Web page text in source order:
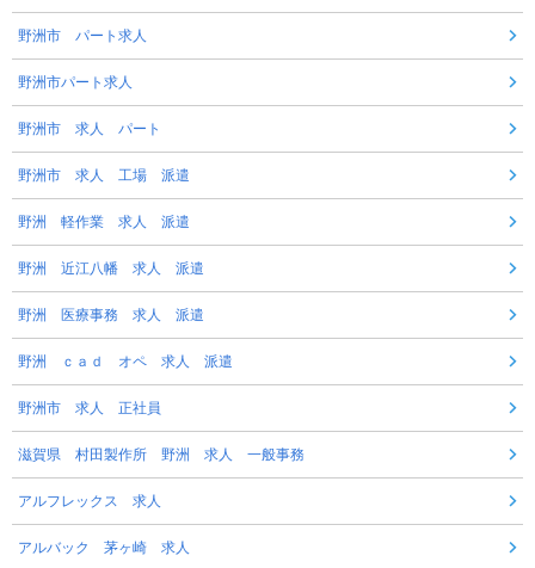
野洲市 パート求人
野洲市パート求人
野洲市 求人 パート
野洲市 求人 工場 派遣
野洲 軽作業 求人 派遣
野洲 近江八幡 求人 派遣
野洲 医療事務 求人 派遣
野洲 ｃａｄ オペ 求人 派遣
野洲市 求人 正社員
滋賀県 村田製作所 野洲 求人 一般事務
アルフレックス 求人
アルバック 茅ヶ崎 求人